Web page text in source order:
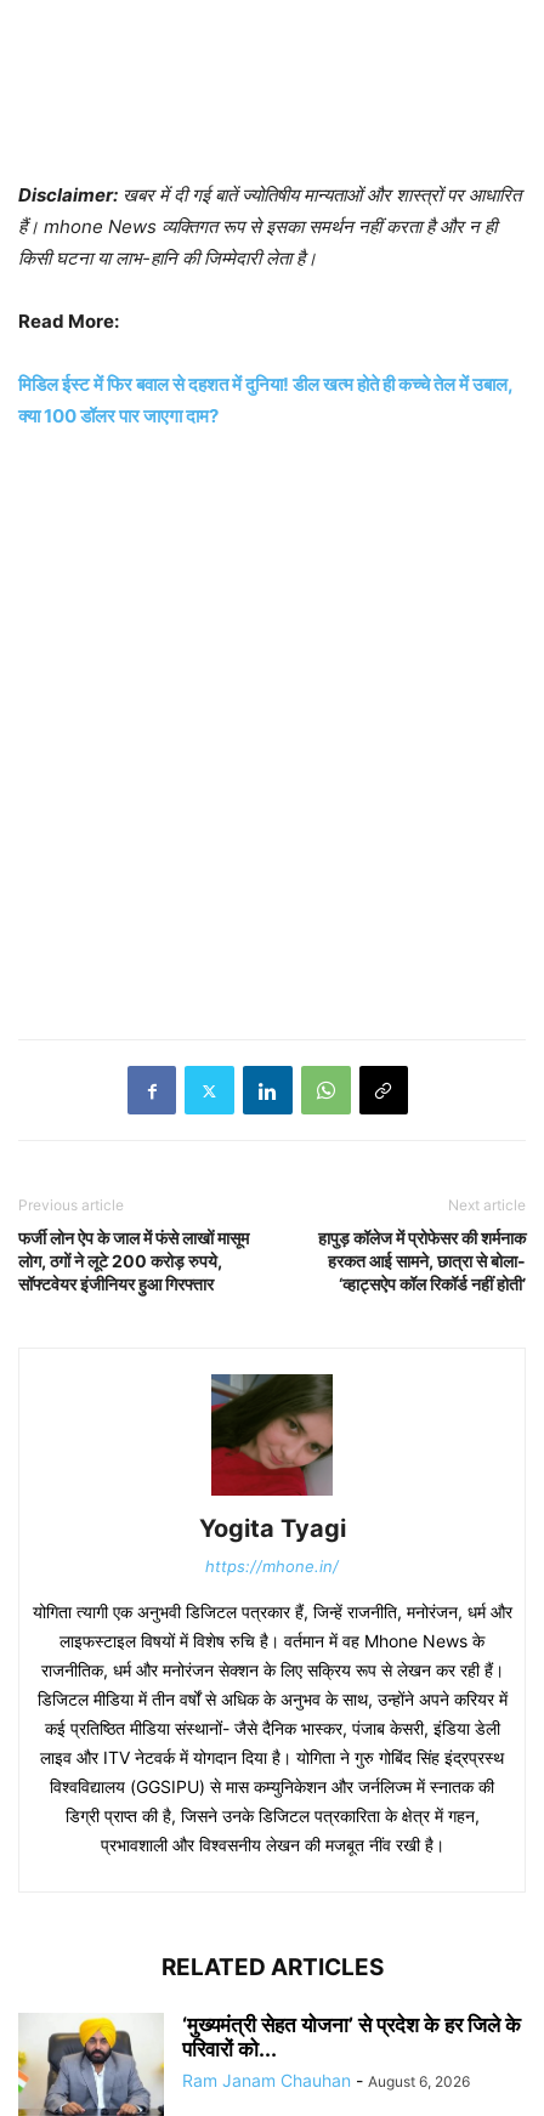
Disclaimer: खबर में दी गई बातें ज्योतिषीय मान्यताओं और शास्त्रों पर आधारित
हैं। mhone News व्यक्तिगत रूप से इसका समर्थन नहीं करता है और न ही
किसी घटना या लाभ-हानि की जिम्मेदारी लेता है।
Read More:
मिडिल ईस्ट में फिर बवाल से दहशत में दुनिया! डील खत्म होते ही कच्चे तेल में उबाल,
क्या 100 डॉलर पार जाएगा दाम?
Previous article
फर्जी लोन ऐप के जाल में फंसे लाखों मासूम
लोग, ठगों ने लूटे 200 करोड़ रुपये,
सॉफ्टवेयर इंजीनियर हुआ गिरफ्तार
Next article
हापुड़ कॉलेज में प्रोफेसर की शर्मनाक
हरकत आई सामने, छात्रा से बोला-
‘व्हाट्सऐप कॉल रिकॉर्ड नहीं होती’
Yogita Tyagi
https://mhone.in/
योगिता त्यागी एक अनुभवी डिजिटल पत्रकार हैं, जिन्हें राजनीति, मनोरंजन, धर्म और
लाइफस्टाइल विषयों में विशेष रुचि है। वर्तमान में वह Mhone News के
राजनीतिक, धर्म और मनोरंजन सेक्शन के लिए सक्रिय रूप से लेखन कर रही हैं।
डिजिटल मीडिया में तीन वर्षों से अधिक के अनुभव के साथ, उन्होंने अपने करियर में
कई प्रतिष्ठित मीडिया संस्थानों- जैसे दैनिक भास्कर, पंजाब केसरी, इंडिया डेली
लाइव और ITV नेटवर्क में योगदान दिया है। योगिता ने गुरु गोबिंद सिंह इंद्रप्रस्थ
विश्वविद्यालय (GGSIPU) से मास कम्युनिकेशन और जर्नलिज्म में स्नातक की
डिग्री प्राप्त की है, जिसने उनके डिजिटल पत्रकारिता के क्षेत्र में गहन,
प्रभावशाली और विश्वसनीय लेखन की मजबूत नींव रखी है।
RELATED ARTICLES
‘मुख्यमंत्री सेहत योजना’ से प्रदेश के हर जिले के
परिवारों को...
Ram Janam Chauhan - August 6, 2026